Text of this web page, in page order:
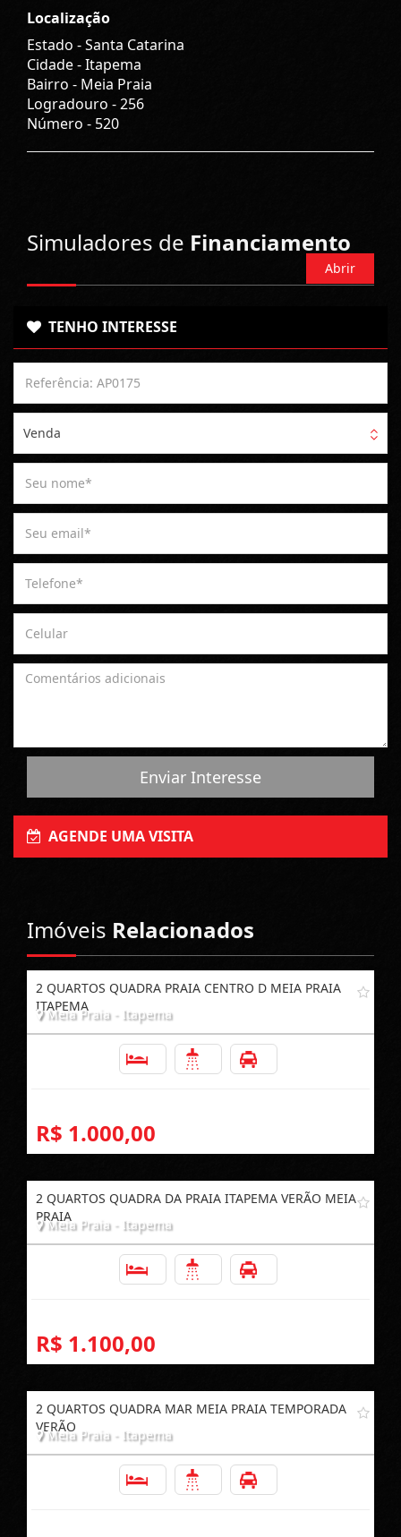
Localização
Estado -Santa Catarina
Cidade -Itapema
Bairro - Meia Praia
Logradouro -256
Número - 520
Simuladores de Financiamento
Abrir
TENHO INTERESSE
Venda
Enviar Interesse
AGENDE UMA VISITA
Imóveis Relacionados
2 QUARTOS QUADRA PRAIA CENTRO D MEIA PRAIA
ITAPEMA
Meia Praia - Itapema
R$ 1.000,00
2 QUARTOS QUADRA DA PRAIA ITAPEMA VERÃO MEIA
PRAIA
Meia Praia - Itapema
R$ 1.100,00
2 QUARTOS QUADRA MAR MEIA PRAIA TEMPORADA
VERÃO
Meia Praia - Itapema